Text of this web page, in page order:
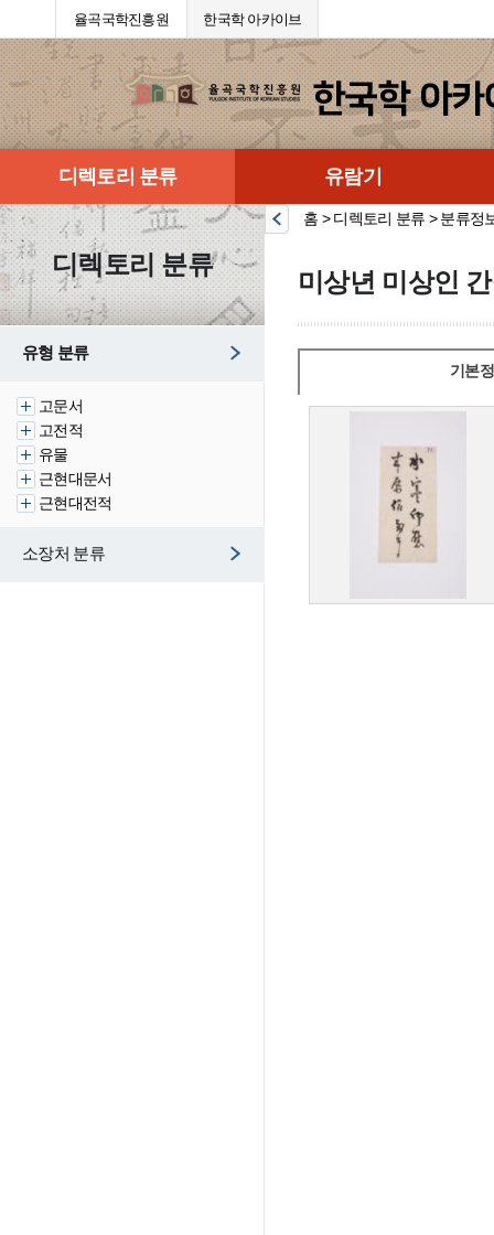
율곡국학진흥원 한국학 아카이브
디렉토리 분류 유람기
디렉토리 분류
유형 분류
고문서
고전적
유물
근현대문서
근현대전적
소장처 분류
홈 > 디렉토리 분류 > 분류정
미상년 미상인
기본